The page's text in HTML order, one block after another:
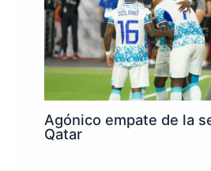
Agónico empate de la
Qatar